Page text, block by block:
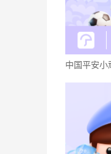
中国平安小